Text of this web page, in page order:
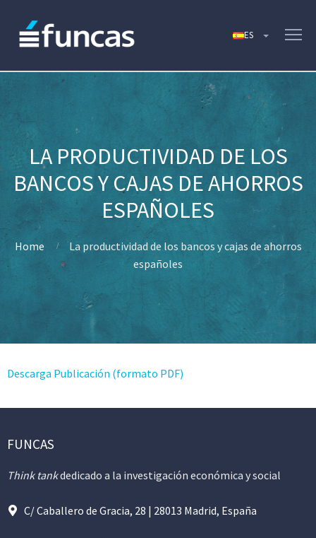
LA PRODUCTIVIDAD DE LOS
BANCOS Y CAJAS DE AHORROS
ESPAÑOLES
Home
La productividad de los bancos y cajas de ahorros
españoles
Descarga Publicación (formato PDF)
FUNCAS
Think tankdedicado a la investigación económica y social
C/ Caballero de Gracia, 28 | 28013 Madrid, España